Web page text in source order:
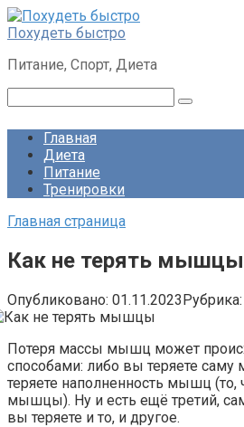
Перейти
к
Похудеть быстро
Питание, Спорт, Диета
Главная
Диета
Питание
Тренировки
Главная страница
Как не терять мышцы
Опубликовано: 01.11.2023Рубрика:
Потеря массы мышц может
способами: либо вы теряете
теряете наполненность мышц (то,
мышцы). Ну и есть ещё третий,
вы теряете и то, и другое.